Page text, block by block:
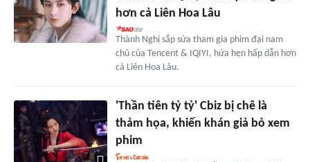
hơn cả Liên Hoa Lâu
Thành Nghị sắp sửa tham gia phim đại nam
chủ của Tencent & IQIYI, hứa hẹn hấp dẫn hơn
cả Liên Hoa Lâu.
'Thần tiên tỷ tỷ' Cbiz bị chê là
thảm họa, khiến khán giả bỏ xem
phim